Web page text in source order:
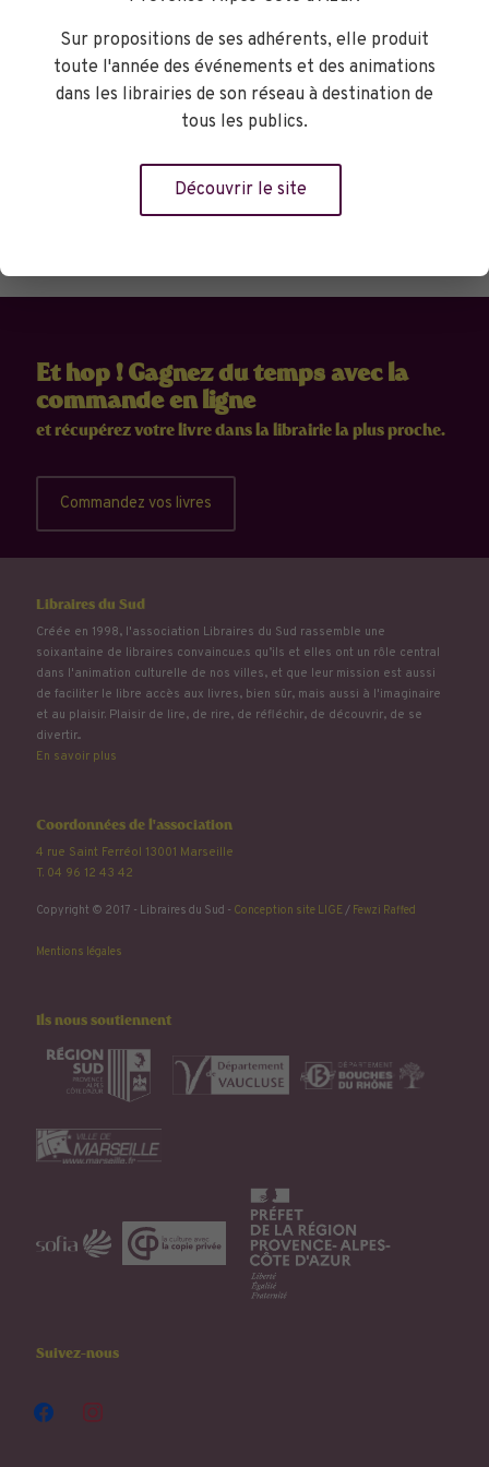
Librairie le Bleuet - Sophie
Et hop ! Gagnez du temps avec la
commande en ligne
et récupérez votre livre dans la librairie la plus proche.
Commandez vos livres
Libraires du Sud
Créée en 1998, l'association Libraires du Sud rassemble une
soixantaine de libraires convaincu.e.s qu’ils et elles ont un rôle central
dans l'animation culturelle de nos villes, et que leur mission est aussi
de faciliter le libre accès aux livres, bien sûr, mais aussi à l'imaginaire
et au plaisir. Plaisir de lire, de rire, de réfléchir, de découvrir, de se
divertir...
En savoir plus
Coordonnées de l'association
4 rue Saint Ferréol 13001 Marseille
T. 04 96 12 43 42
Copyright © 2017 - Libraires du Sud - Conception site LIGE / Fewzi Raffed
Mentions légales
Ils nous soutiennent
Suivez-nous
facebookinstagram
Sur propositions de ses adhérents, elle produit
toute l'année des événements et des animations
dans les librairies de son réseau à destination de
tous les publics.
Découvrir le site